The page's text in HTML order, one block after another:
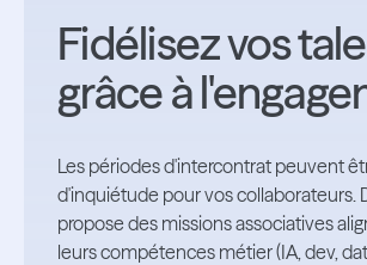
Fidélisez vos
grâce à
Les périodes d'intercontrat peuvent
d'inquiétude pour vos collaborateurs.
propose des missions associatives
leurs compétences métier (IA, dev,